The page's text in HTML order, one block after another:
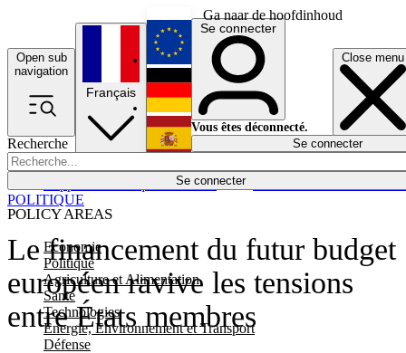
Ga naar de hoofdinhoud
Open sub
navigation
Close menu
Recherche
Se connecter
POLICY AREAS
Economie
Politique
Agriculture et Alimentation
Santé
Technologies
Energie, Environnement et Transport
Défense
Économie
Français
English
Deutsch
Español
Se connecter
Vous êtes déconnecté.
Se connecter
Le financement du futur budget
européen ravive les tensions
entre États membres
POLITIQUE